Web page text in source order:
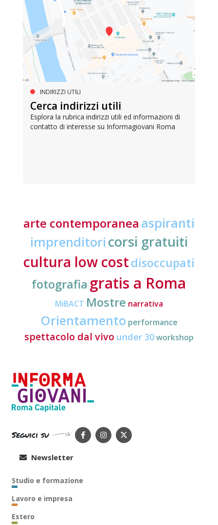
INDIRIZZI UTILI
Cerca indirizzi utili
Esplora la rubrica indirizzi utili ed informazioni di
contatto di interesse su Informagiovani Roma
arte contemporanea aspiranti
imprenditori corsi gratuiti
cultura low costdisoccupati
fotografia gratis a Roma
MiBACT Mostre narrativa
Orientamento performance
spettacolo dal vivo under 30workshop
Seguici su
Newsletter
Studio e formazione
Lavoro e impresa
Estero